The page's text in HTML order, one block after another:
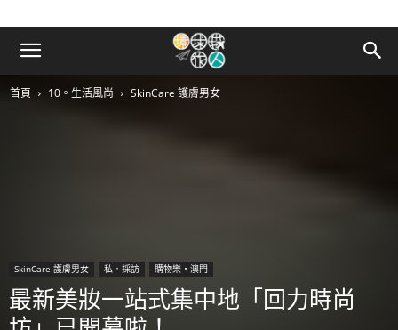
首頁 10。生活風尚 SkinCare 護膚男女
SkinCare 護膚男女 私．採訪 購物樂‧澳門
最新美妝一站式集中地「回力時尚